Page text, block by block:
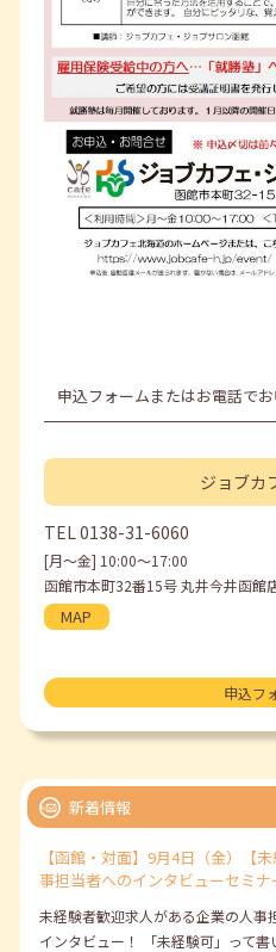
申込フォームまたはお電話で
ジョブカ
TEL 0138-31-6060
[月〜金] 10:00〜17:00
函館市本町32番15号 丸井今井函館
MAP
申込フ
新着情報
【函館・対面】9月4日（金）【
事担当者へのインタビューセミナ
未経験者歓迎求人がある企業の人事
インタビュー！ 「未経験可」って